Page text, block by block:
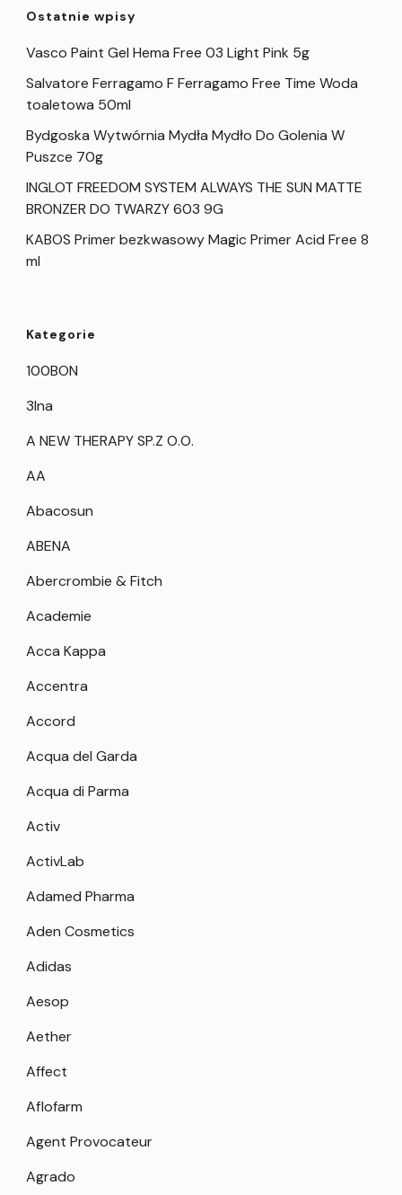
Ostatnie wpisy
Vasco Paint Gel Hema Free 03 Light Pink 5g
Salvatore Ferragamo F Ferragamo Free Time Woda
toaletowa 50ml
Bydgoska Wytwórnia Mydła Mydło Do Golenia W
Puszce 70g
INGLOT FREEDOM SYSTEM ALWAYS THE SUN MATTE
BRONZER DO TWARZY 603 9G
KABOS Primer bezkwasowy Magic Primer Acid Free 8
ml
Kategorie
100BON
3Ina
A NEW THERAPY SP.Z O.O.
AA
Abacosun
ABENA
Abercrombie & Fitch
Academie
Acca Kappa
Accentra
Accord
Acqua del Garda
Acqua di Parma
Activ
ActivLab
Adamed Pharma
Aden Cosmetics
Adidas
Aesop
Aether
Affect
Aflofarm
Agent Provocateur
Agrado